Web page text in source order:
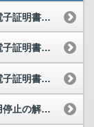
【エラーコード：EA0040-0754】スマホ用電子証明書のパスワードを入力すると、EA004...
【エラーコード：EA0040-0721】スマホ用電子証明書のパスワードを入力すると、EA004...
【エラーコード：EA0040-0714】スマホ用電子証明書のパスワードを入力すると、EA004...
【エラーコード：EA0144-0413】「一時利用停止の解除」のボタンを押したら、EA0144...